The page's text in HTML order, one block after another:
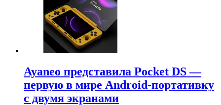
Ayaneo представила Pocket DS —
первую в мире Android-портативку
с двумя экранами